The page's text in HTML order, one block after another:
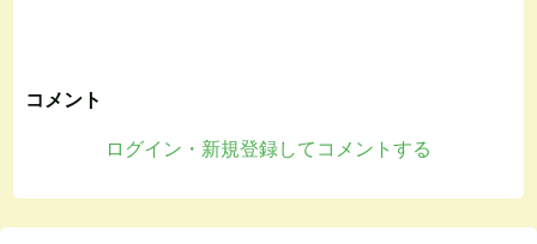
コメント
ログイン・新規登録してコメントする